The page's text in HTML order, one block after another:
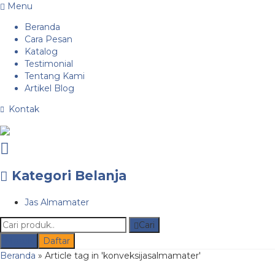
Menu
Beranda
Cara Pesan
Katalog
Testimonial
Tentang Kami
Artikel Blog
Kontak
Kategori Belanja
Jas Almamater
Cari
Daftar
Beranda » Article tag in 'konveksijasalmamater'